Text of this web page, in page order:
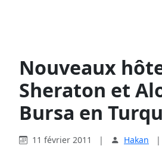
Nouveaux
Sheraton et
Bursa en
11 février 2011 | Hakan |